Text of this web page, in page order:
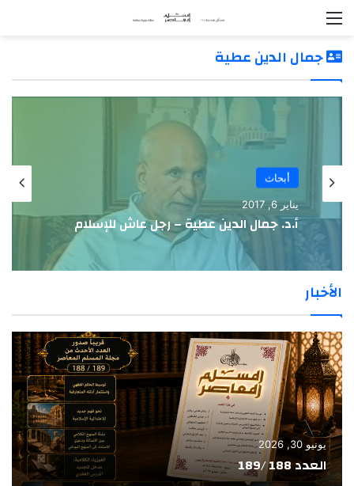
جمال الدين عطية
أبحاث
يناير 6, 2017
أ.د. جمال الدين عطية – رجل عاش للإسلام
الأخبار
يونيو 30, 2026
العدد 188 /189